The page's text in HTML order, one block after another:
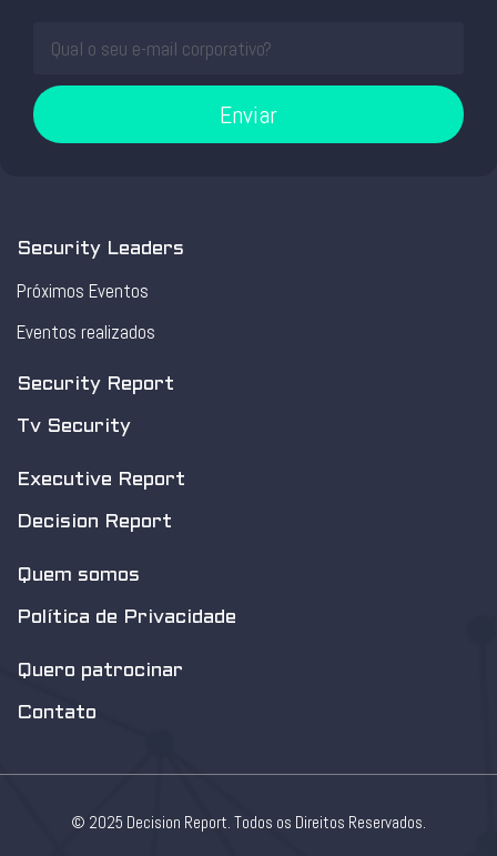
Enviar
Security Leaders
Próximos Eventos
Eventos realizados
Security Report
Tv Security
Executive Report
Decision Report
Quem somos
Política de Privacidade
Quero patrocinar
Contato
© 2025 Decision Report. Todos os Direitos Reservados.